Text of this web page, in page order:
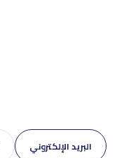
البريد الإلكتروني